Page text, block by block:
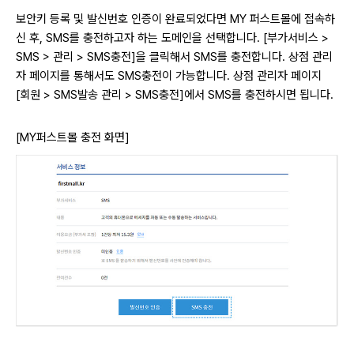
보안키 등록 및 발신번호 인증이 완료되었다면 MY 퍼스트몰에 접속하
신 후, SMS를 충전하고자 하는 도메인을 선택합니다. [부가서비스 >
SMS > 관리 > SMS충전]을 클릭해서 SMS를 충전합니다. 상점 관리
자 페이지를 통해서도 SMS충전이 가능합니다. 상점 관리자 페이지
[회원 > SMS발송 관리 > SMS충전]에서 SMS를 충전하시면 됩니다.
[MY퍼스트몰 충전 화면]